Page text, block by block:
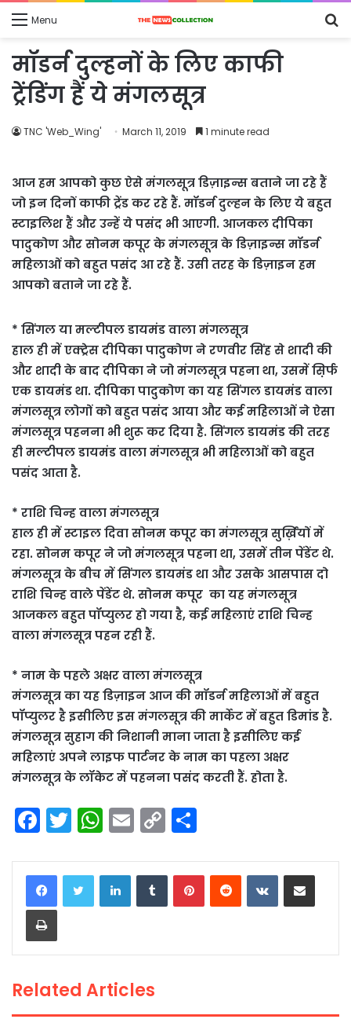
Menu
मॉडर्न दुल्हनों के लिए काफी
ट्रेंडिंग हैं ये मंगलसूत्र
TNC 'Web_Wing' March 11, 2019 1 minute read
आज हम आपको कुछ ऐसे मंगलसूत्र डिज़ाइन्स बताने जा रहे हैं
जो इन दिनों काफी ट्रेंड कर रहे हैं. मॉडर्न दुल्हन के लिए ये बहुत
स्टाइलिश हैं और उन्हें ये पसंद भी आएगी. आजकल दीपिका
पादुकोण और सोनम कपूर के मंगलसूत्र के डिज़ाइन्स मॉडर्न
महिलाओं को बहुत पसंद आ रहे हैं. उसी तरह के डिज़ाइन हम
आपको बताने जा रहे हैं.
* सिंगल या मल्टीपल डायमंड वाला मंगलसूत्र
हाल ही में एक्ट्रेस दीपिका पादुकोण ने रणवीर सिंह से शादी की
और शादी के बाद दीपिका ने जो मंगलसूत्र पहना था, उसमें स़िर्फ
एक डायमंड था. दीपिका पादुकोण का यह सिंगल डायमंड वाला
मंगलसूत्र लोगों को बहुत पसंद आया और कई महिलाओं ने ऐसा
मंगलसूत्र पहनना भी शुरू कर दिया है. सिंगल डायमंड की तरह
ही मल्टीपल डायमंड वाला मंगलसूत्र भी महिलाओं को बहुत
पसंद आता है.
* राशि चिन्ह वाला मंगलसूत्र
हाल ही में स्टाइल दिवा सोनम कपूर का मंगलसूत्र सुर्ख़ियों में
रहा. सोनम कपूर ने जो मंगलसूत्र पहना था, उसमें तीन पेंडेंट थे.
मंगलसूत्र के बीच में सिंगल डायमंड था और उसके आसपास दो
राशि चिन्ह वाले पेंडेंट थे. सोनम कपूर का यह मंगलसूत्र
आजकल बहुत पॉप्युलर हो गया है, कई महिलाएं राशि चिन्ह
वाला मंगलसूत्र पहन रही हैं.
* नाम के पहले अक्षर वाला मंगलसूत्र
मंगलसूत्र का यह डिज़ाइन आज की मॉडर्न महिलाओं में बहुत
पॉप्युलर है इसीलिए इस मंगलसूत्र की मार्केट में बहुत डिमांड है.
मंगलसूत्र सुहाग की निशानी माना जाता है इसीलिए कई
महिलाएं अपने लाइफ पार्टनर के नाम का पहला अक्षर
मंगलसूत्र के लॉकेट में पहनना पसंद करती हैं. होता है.
F
a
c
e
b
o
k
T
w
itt
er
W
h
a
ts
p
E
m
ai
C
o
p
n
ar
LinkedInTumblrPinterestReddit VKontakteShare via Email
Print
Related Articles